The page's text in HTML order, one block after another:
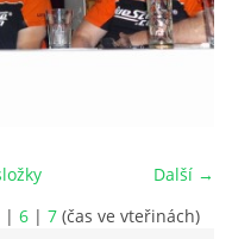
Další →
| 6 | 7 (čas ve vteřinách)